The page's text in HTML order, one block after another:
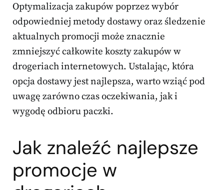
Optymalizacja zakupów poprzez wybór
odpowiedniej metody dostawy oraz śledzenie
aktualnych promocji może znacznie
zmniejszyć całkowite koszty zakupów w
drogeriach internetowych. Ustalając, która
opcja dostawy jest najlepsza, warto wziąć pod
uwagę zarówno czas oczekiwania, jak i
wygodę odbioru paczki.
Jak znaleźć najlepsze
promocje w